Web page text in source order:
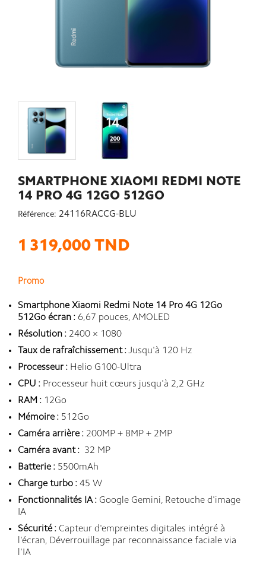
SMARTPHONE XIAOMI REDMI NOTE
14 PRO 4G 12GO 512GO
Référence: 24116RACCG-BLU
1 319,000 TND
Promo
Smartphone Xiaomi Redmi Note 14 Pro 4G 12Go
512Go écran : 6,67 pouces, AMOLED
Résolution : 2400 × 1080
Taux de rafraîchissement :Jusqu'à 120 Hz
Processeur : Helio G100-Ultra
CPU : Processeur huit cœurs jusqu'à 2,2 GHz
RAM : 12Go
Mémoire : 512Go
Caméra arrière : 200MP + 8MP + 2MP
Caméra avant : 32 MP
Batterie : 5500mAh
Charge turbo : 45 W
Fonctionnalités IA : Google Gemini, Retouche d'image
IA
Sécurité : Capteur d'empreintes digitales intégré à
l'écran, Déverrouillage par reconnaissance faciale via
l'IA